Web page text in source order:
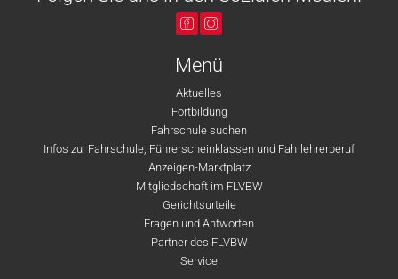
Menü
Aktuelles
Fortbildung
Fahrschule suchen
Infos zu: Fahrschule, Führerscheinklassen und Fahrlehrerberuf
Anzeigen-Marktplatz
Mitgliedschaft im FLVBW
Gerichtsurteile
Fragen und Antworten
Partner des FLVBW
Service